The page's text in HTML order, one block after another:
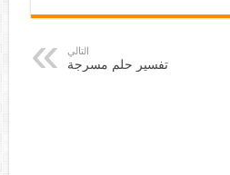
التالي
تفسير حلم مسرجة